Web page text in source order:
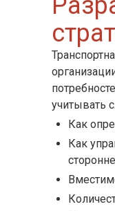
учитывать
Как
Как